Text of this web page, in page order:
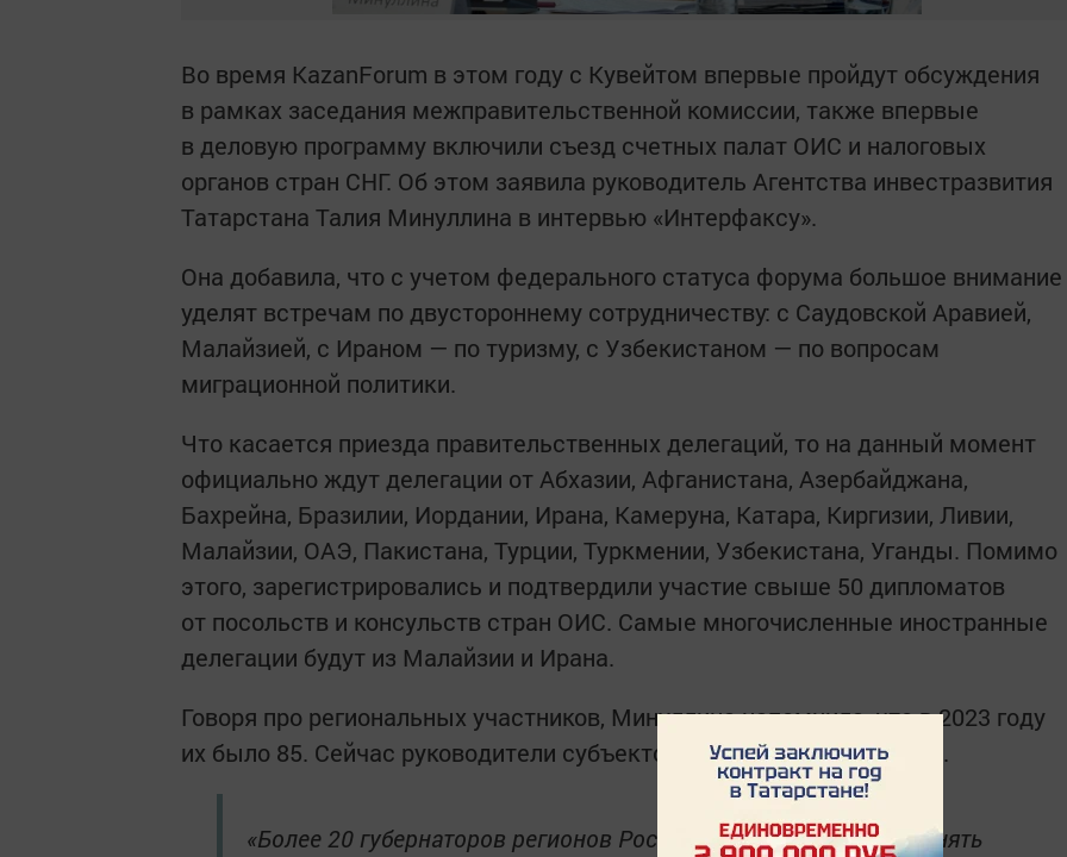
Во время KazanForum в этом году с Кувейтом впервые пройдут обсуждения
в рамках заседания межправительственной комиссии, также впервые
в деловую программу включили съезд счетных палат ОИС и налоговых
органов стран СНГ. Об этом заявила руководитель Агентства инвестразвития
Татарстана Талия Минуллина в интервью «Интерфаксу».
Она добавила, что с учетом федерального статуса форума большое внимание
уделят встречам по двустороннему сотрудничеству: с Саудовской Аравией,
Малайзией, с Ираном — по туризму, с Узбекистаном — по вопросам
миграционной политики.
Что касается приезда правительственных делегаций, то на данный момент
официально ждут делегации от Абхазии, Афганистана, Азербайджана,
Бахрейна, Бразилии, Иордании, Ирана, Камеруна, Катара, Киргизии, Ливии,
Малайзии, ОАЭ, Пакистана, Турции, Туркмении, Узбекистана, Уганды. Помимо
этого, зарегистрировались и подтвердили участие свыше 50 дипломатов
от посольств и консульств стран ОИС. Самые многочисленные иностранные
делегации будут из Малайзии и Ирана.
Говоря про региональных участников, Минуллина напомнила, что в 2023 году
их было 85. Сейчас руководители субъектов вовлекаются активнее.
«Более 20 губернаторов регионов России лично планируют принять